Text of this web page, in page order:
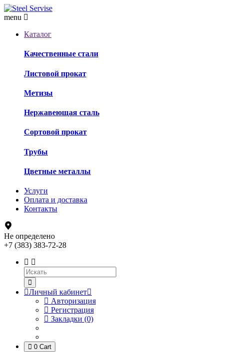
menu
Каталог
Качественные стали
Листовой прокат
Метизы
Нержавеющая сталь
Сортовой прокат
Трубы
Цветные металлы
Услуги
Оплата и доставка
Контакты
Не определено
+7 (383) 383-72-28
Личный кабинет
Авторизация
Регистрация
Закладки (0)
0 Cart